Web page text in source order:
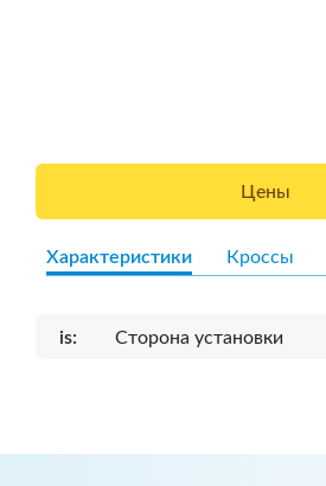
Цены
Характеристики Кроссы
is: Сторона установки